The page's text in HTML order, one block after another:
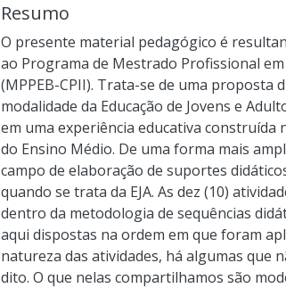
Resumo
O presente material pedagógico é
ao Programa de Mestrado Profissional
(MPPEB-CPII). Trata-se de uma proposta
modalidade da Educação de Jovens e
em uma experiência educativa construída
do Ensino Médio. De uma forma mais
campo de elaboração de suportes
quando se trata da EJA. As dez (10)
dentro da metodologia de sequências
aqui dispostas na ordem em que foram
natureza das atividades, há algumas que
dito. O que nelas compartilhamos são